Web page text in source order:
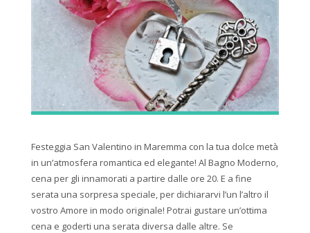
Festeggia San Valentino in Maremma con la tua dolce metà
in un’atmosfera romantica ed elegante! Al Bagno Moderno,
cena per gli innamorati a partire dalle ore 20. E a fine
serata una sorpresa speciale, per dichiararvi l’un l’altro il
vostro Amore in modo originale! Potrai gustare un’ottima
cena e goderti una serata diversa dalle altre. Se